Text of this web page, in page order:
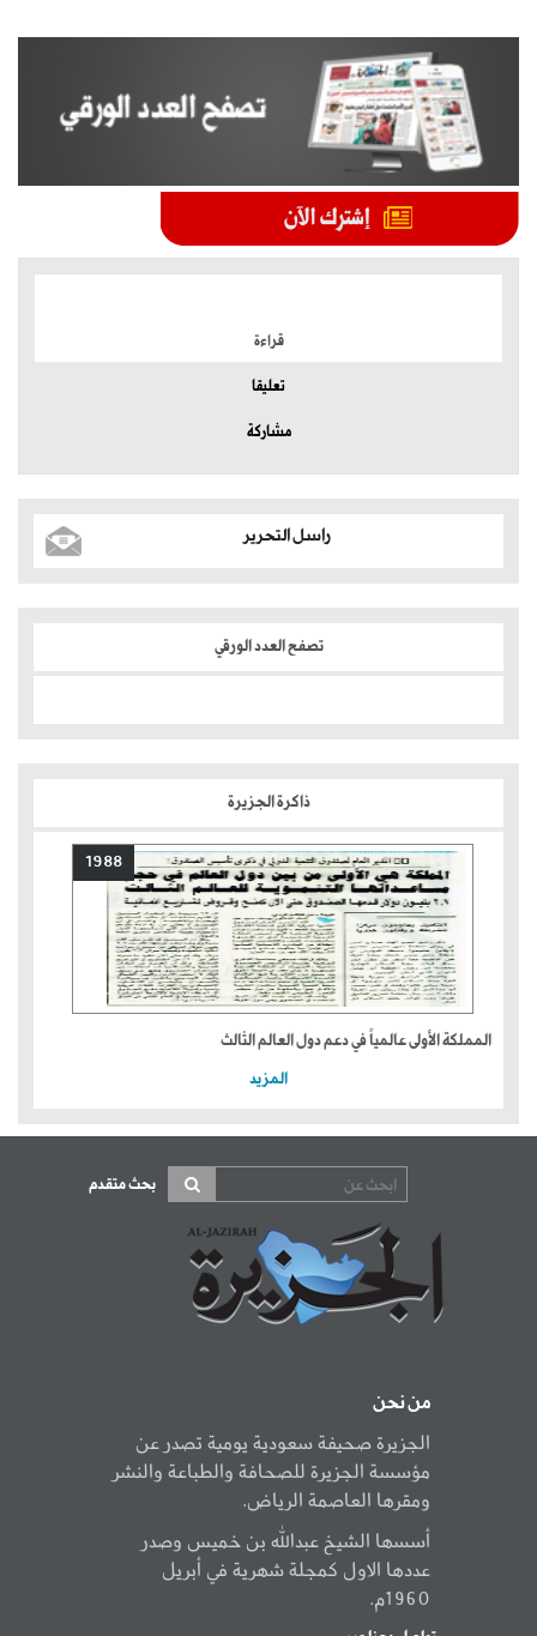
قراءة
تعليقا
مشاركة
راسل التحرير
تصفح العدد الورقي
ذاكرة الجزيرة
1988
المملكة الأولى عالمياً في دعم دول العالم الثالث
المزيد
بحث متقدم
من نحن
الجزيرة صحيفة سعودية يومية تصدر عن
مؤسسة الجزيرة للصحافة والطباعة والنشر
ومقرها العاصمة الرياض.
أسسها الشيخ عبدالله بن خميس وصدر
عددها الاول كمجلة شهرية في أبريل
1960م.